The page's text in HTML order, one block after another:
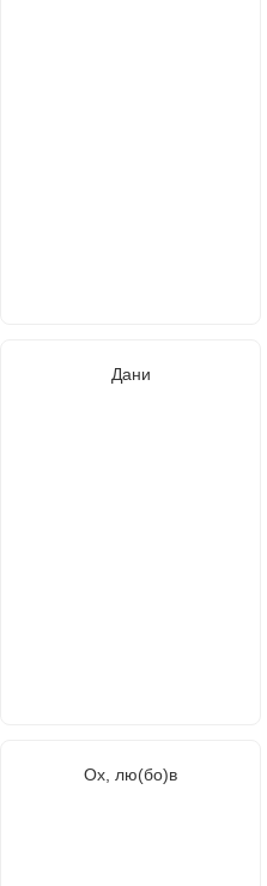
Дани
Ох, лю(бо)в